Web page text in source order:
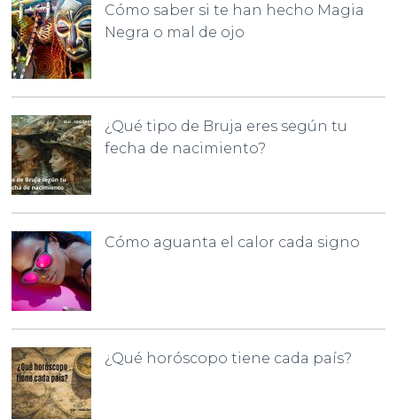
Cómo saber si te han hecho Magia
Negra o mal de ojo
¿Qué tipo de Bruja eres según tu
fecha de nacimiento?
Cómo aguanta el calor cada signo
¿Qué horóscopo tiene cada país?